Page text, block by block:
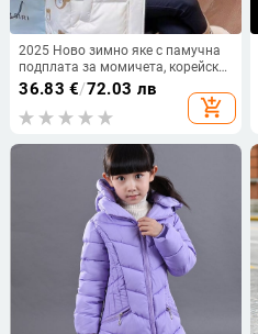
2025 Ново зимно яке с памучна
подплата за момичета, корейски
стил, стилно есенно и зимно
палто с памучна подплата за
бебета момичета
36.83 €/72.03 лв
add_shopping_cart